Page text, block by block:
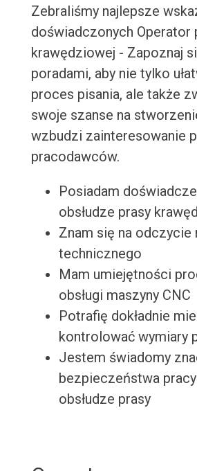
Zebraliśmy najlepsze
doświadczonych Operator
krawędziowej - Zapoznaj
poradami, aby nie tylko
proces pisania, ale także
swoje szanse na
wzbudzi zainteresowanie
pracodawców.
Posiadam
obsłudze prasy
Znam się na odczycie
technicznego
Mam umiejętności
obsługi maszyny CNC
Potrafię dokładnie
kontrolować wymiary
Jestem świadomy
bezpieczeństwa
obsłudze prasy